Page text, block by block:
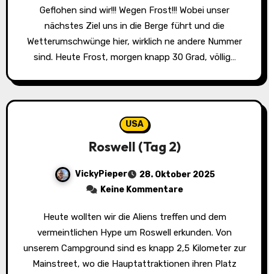
Geflohen sind wir!!! Wegen Frost!!! Wobei unser
nächstes Ziel uns in die Berge führt und die
Wetterumschwünge hier, wirklich ne andere Nummer
sind. Heute Frost, morgen knapp 30 Grad, völlig…
USA
Roswell (Tag 2)
VickyPieper
28. Oktober 2025
Keine Kommentare
Heute wollten wir die Aliens treffen und dem
vermeintlichen Hype um Roswell erkunden. Von
unserem Campground sind es knapp 2,5 Kilometer zur
Mainstreet, wo die Hauptattraktionen ihren Platz